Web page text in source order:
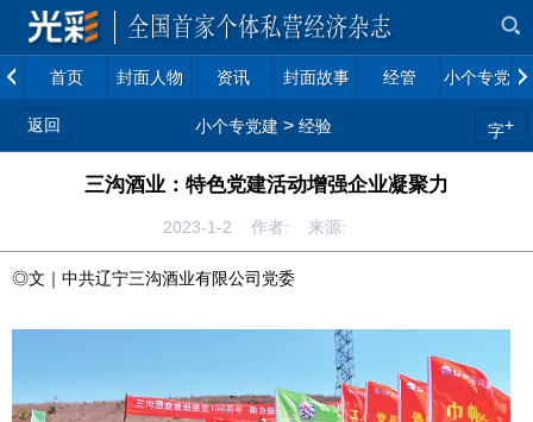
首页 封面人物 资讯 封面故事 经管 小个专党建
返回 小个专党建 > 经验 字+
三沟酒业：特色党建活动增强企业凝聚力
2023-1-2 作者: 来源:
◎文｜中共辽宁三沟酒业有限公司党委